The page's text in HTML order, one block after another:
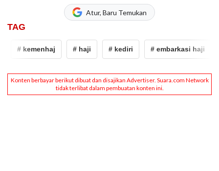
Atur, Baru Temukan
TAG
# kemenhaj # haji # kediri # embarkasi haji